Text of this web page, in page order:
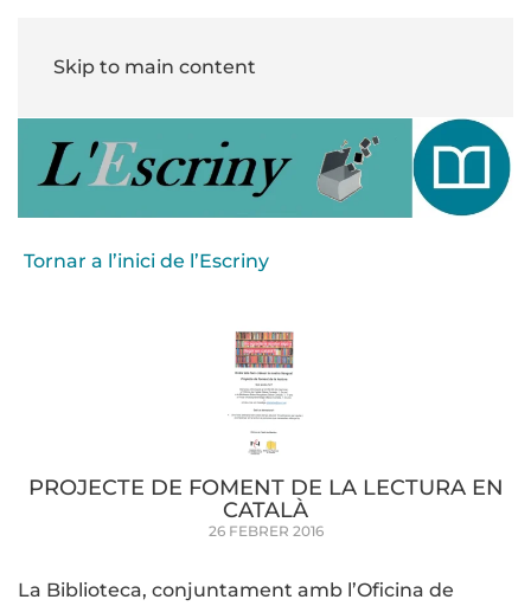
Skip to main content
Tornar a l’inici de l’Escriny
PROJECTE DE FOMENT DE LA LECTURA EN
CATALÀ
26 FEBRER 2016
La Biblioteca, conjuntament amb l’Oficina de